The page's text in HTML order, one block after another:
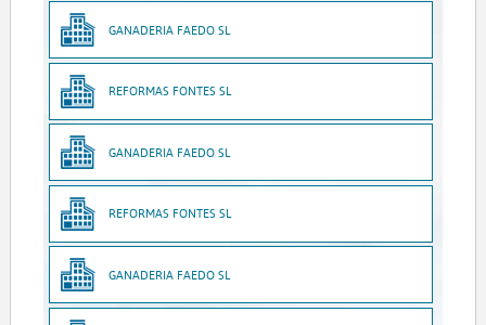
GANADERIA FAEDO SL
REFORMAS FONTES SL
GANADERIA FAEDO SL
REFORMAS FONTES SL
GANADERIA FAEDO SL